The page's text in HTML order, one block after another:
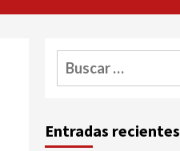
Buscar:
Entradas recientes